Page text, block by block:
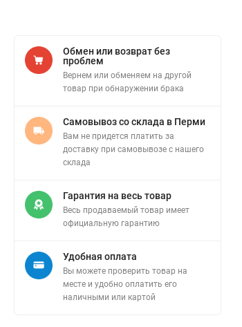
Обмен или возврат без
проблем
Вернем или обменяем на другой
товар при обнаружении брака
Самовывоз со склада в Перми
Вам не придется платить за
доставку при самовывозе с нашего
склада
Гарантия на весь товар
Весь продаваемый товар имеет
официальную гарантию
Удобная оплата
Вы можете проверить товар на
месте и удобно оплатить его
наличными или картой